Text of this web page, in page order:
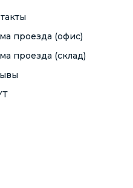
проезда (офис)
проезда (склад)